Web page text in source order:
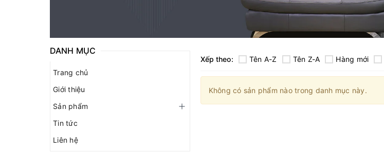
Xếp theo: Tên A-Z Tên Z-A Hàng mới
Không có sản phẩm nào trong danh mục này.
DANH MỤC
Trang chủ
Giới thiệu
Sản phẩm
Tin tức
Liên hệ